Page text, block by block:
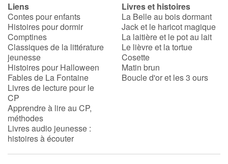
Liens
Contes pour enfants
Histoires pour dormir
Comptines
Classiques de la littérature
jeunesse
Histoires pour Halloween
Fables de La Fontaine
Livres de lecture pour le
CP
Apprendre à lire au CP,
méthodes
Livres audio jeunesse :
histoires à écouter
Livres et histoires
La Belle au bois dormant
Jack et le haricot magique
La laitière et le pot au lait
Le lièvre et la tortue
Cosette
Matin brun
Boucle d'or et les 3 ours